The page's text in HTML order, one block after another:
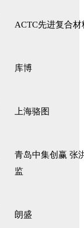
ACTC先进复合
库博
上海骆图
青岛中集创赢 张
监
朗盛